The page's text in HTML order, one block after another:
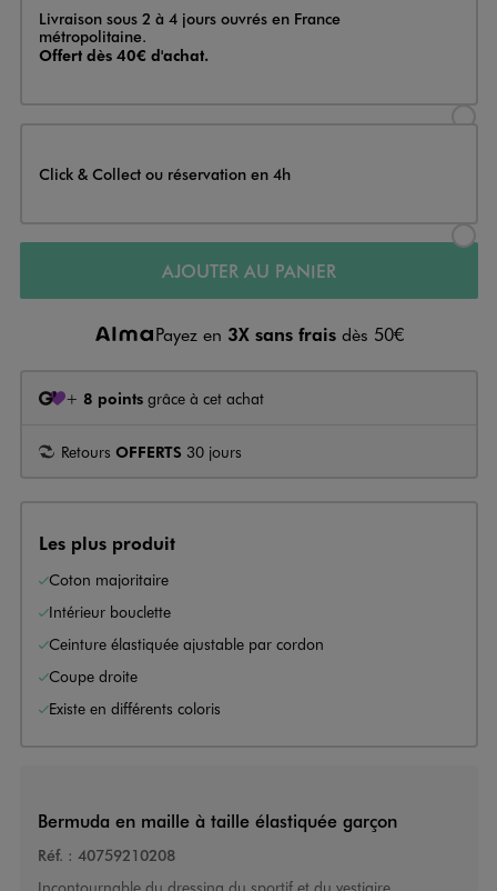
Livraison
Livraison sous 2 à 4 jours ouvrés en France
métropolitaine.
Offert dès 40€ d'achat.
Click & Collect ou réservation en 4h
AJOUTER AU PANIER
Payez en 3X sans frais dès 50€
+ 8 points grâce à cet achat
Retours OFFERTS 30 jours
Les plus produit
Coton majoritaire
Intérieur bouclette
Ceinture élastiquée ajustable par cordon
Coupe droite
Existe en différents coloris
Bermuda en maille à taille élastiquée garçon
Réf. : 40759210208